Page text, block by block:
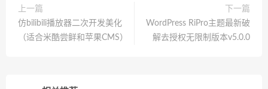
上一篇
仿bilibili播放器二次开发美化
（适合米酷尝鲜和苹果CMS）
下一篇
WordPress RiPro主题最新破
解去授权无限制版本v5.0.0